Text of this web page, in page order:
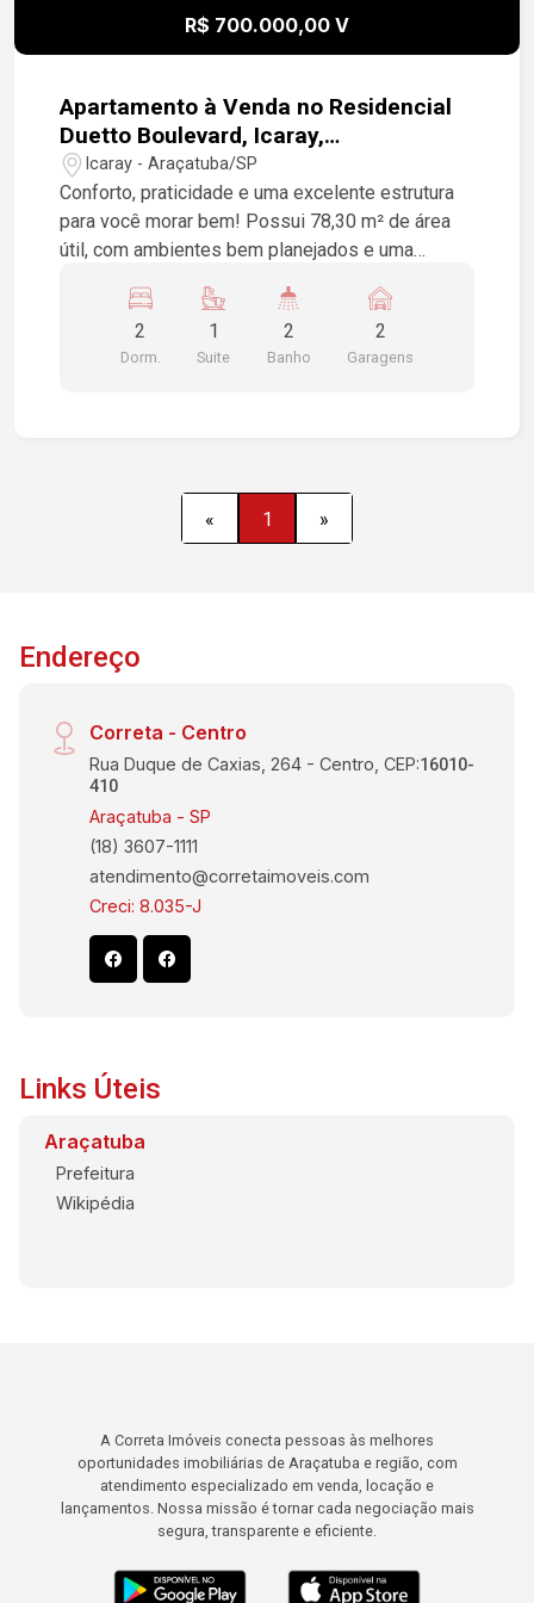
R$ 700.000,00 V
Apartamento à Venda no Residencial
Duetto Boulevard, Icaray,
Araçatuba/SP
Icaray - Araçatuba/SP
Conforto, praticidade e uma excelente estrutura
para você morar bem! Possui 78,30 m² de área
útil, com ambientes bem planejados e uma
dormitórios, sendo 1 suíte, armários, sala 2
ambientes, varanda gourmet com churrasqueira,
cozinha planejada com cooktop e coifa, 2 vagas
venha conhecer este excelente apartamento!
2
Dorm.
1
Suite
2
Banho
2
Garagens
« 1 »
Endereço
Correta - Centro
Rua Duque de Caxias, 264 - Centro, CEP:16010-
410
Araçatuba - SP
(18) 3607-1111
atendimento@corretaimoveis.com
Creci: 8.035-J
Links Úteis
Araçatuba
Prefeitura
Wikipédia
A Correta Imóveis conecta pessoas às melhores
oportunidades imobiliárias de Araçatuba e região, com
atendimento especializado em venda, locação e
lançamentos. Nossa missão é tornar cada negociação mais
segura, transparente e eficiente.